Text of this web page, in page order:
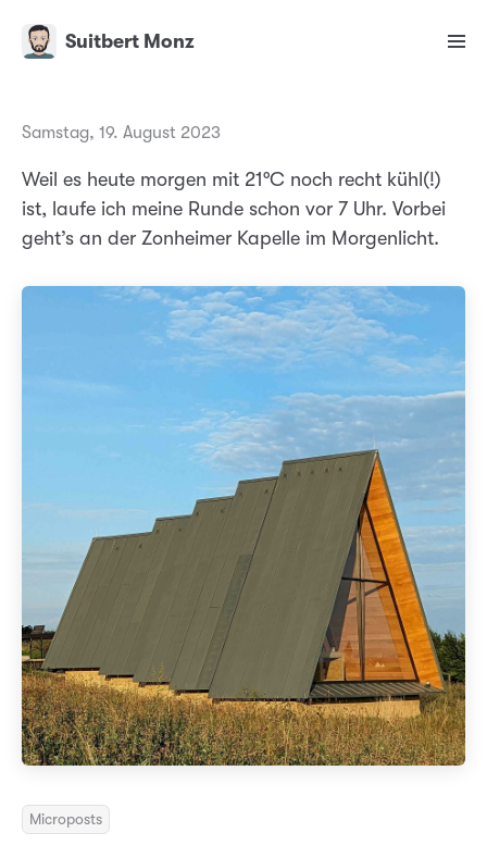
Suitbert Monz
Samstag, 19. August 2023
Weil es heute morgen mit 21°C noch recht kühl(!)
ist, laufe ich meine Runde schon vor 7 Uhr. Vorbei
geht’s an der Zonheimer Kapelle im Morgenlicht.
Microposts